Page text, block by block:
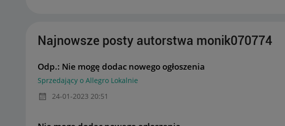
Najnowsze posty autorstwa monik070774
Odp.: Nie mogę dodac nowego ogłoszenia
Sprzedający o Allegro Lokalnie
‎24-01-2023 20:51